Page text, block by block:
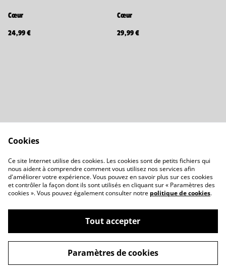
Cœur
24,99 €
Cœur
29,99 €
Politique de confidentialité
Politique de cookies
©2026preda-wear
powered by
Cookies
Ce site Internet utilise des cookies. Les cookies sont de petits fichiers qui
nous aident à comprendre comment vous utilisez nos services afin
d'améliorer votre expérience. Vous pouvez en savoir plus sur ces cookies
et contrôler la façon dont ils sont utilisés en cliquant sur « Paramètres des
cookies ». Vous pouvez également consulter notre politique de cookies.
Tout accepter
Paramètres de cookies